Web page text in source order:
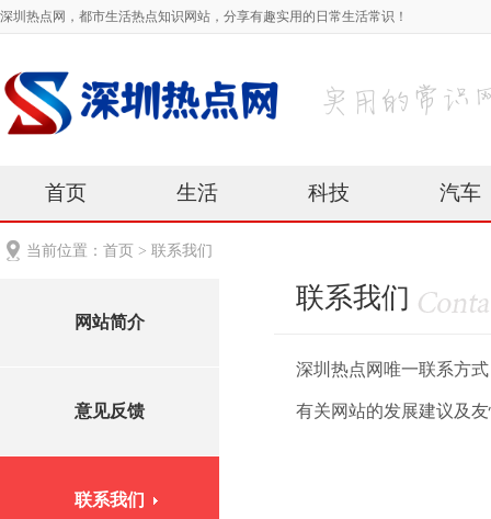
深圳热点网，都市生活热点知识网站，分享有趣实用的日常生活常识！
首页 生活 科技 汽车
当前位置： 首页 > 联系我们
网站简介
意见反馈
联系我们
联系我们
深圳热点网唯一联系方式
有关网站的发展建议及